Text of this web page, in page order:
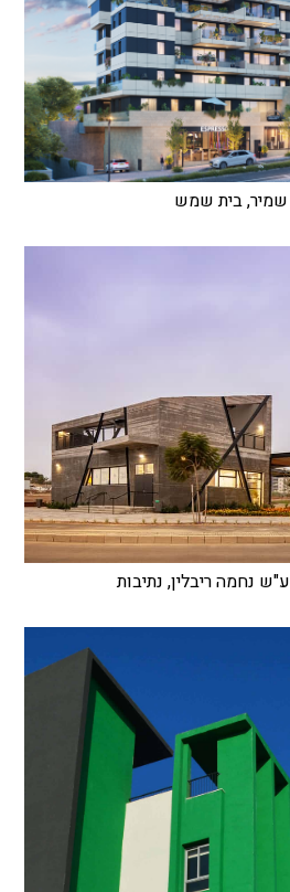
שמיר, בית שמש
נחמה ריבלין, נתיבות